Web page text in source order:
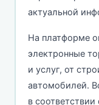
актуальной
На платформе
электронные
и услуг, от
автомобилей.
в